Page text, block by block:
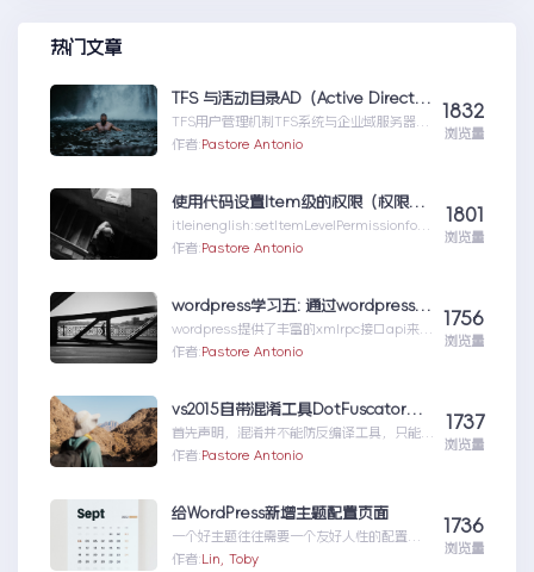
热门文章
TFS 与活动目录AD（Active Directory)的同步机制
TFS用户管理机制TFS系统与企业域服务器用
户系统（或本地计算机用户系统）高度集成
作者:Pastore Antonio
1832
浏览量
使用代码设置Item级的权限（权限总结1）
itleinenglish:setItemLevelPermissionforS
har...使用代码设置Item级的权限（权限总结
作者:Pastore Antonio
1801
浏览量
wordpress学习五: 通过wordpress_xmlrpc的python包远程操作wordpress
wordpress提供了丰富的xmlrpc接口api来供
我们远程操控wp的内容。伟大的开源社区有
wordpress
作者:Pastore Antonio
1756
浏览量
vs2015自带混淆工具DotFuscator使用方法（超简单）
首先声明，混淆并不能防反编译工具，只能增
加反编译出来的代码阅读难度（把方法和变量
作者:Pastore Antonio
1737
浏览量
给WordPress新增主题配置页面
一个好主题往往需要一个友好人性的配置页
面，那怎么做呢？请听我细细道来。
作者: Lin, Toby
1736
浏览量